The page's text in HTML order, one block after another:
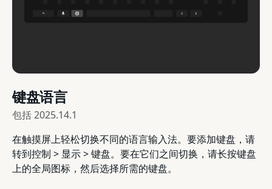
键盘语言
包括2025.14.1
在触摸屏上轻松切换不同的语言输入法。要添加键盘，请
转到控制 > 显示 > 键盘。要在它们之间切换，请长按键盘
上的全局图标，然后选择所需的键盘。